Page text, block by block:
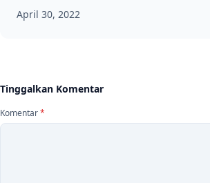
April 30, 2022
Tinggalkan Komentar
Komentar*